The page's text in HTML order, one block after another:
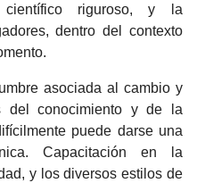
riguroso, y la
dentro del contexto
asociada al cambio y
del conocimiento y de la
puede darse una
Capacitación en la
y los diversos estilos de